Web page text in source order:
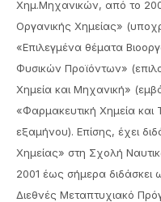
Χημ.Μηχανικών, από το
Οργανικής Χημείας»
«Επιλεγμένα θέματα
Φυσικών Προϊόντων»
Χημεία και Μηχανική»
«Φαρμακευτική Χημεία
εξαμήνου). Επίσης, έχει
Χημείας» στη Σχολή
2001 έως σήμερα διδάσκει
Διεθνές Μεταπτυχιακό